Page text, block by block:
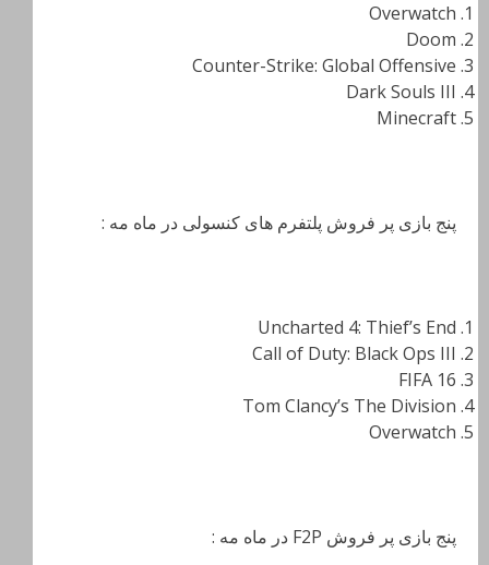
Overwatch
Doom
Counter-Strike: Global Offensive
Dark Souls III
Minecraft
پنج بازی پر فروش پلتفرم های کنسولی در ماه مه :
Uncharted 4: Thief’s End
Call of Duty: Black Ops III
FIFA 16
Tom Clancy’s The Division
Overwatch
پنج بازی پر فروش F2P در ماه مه :